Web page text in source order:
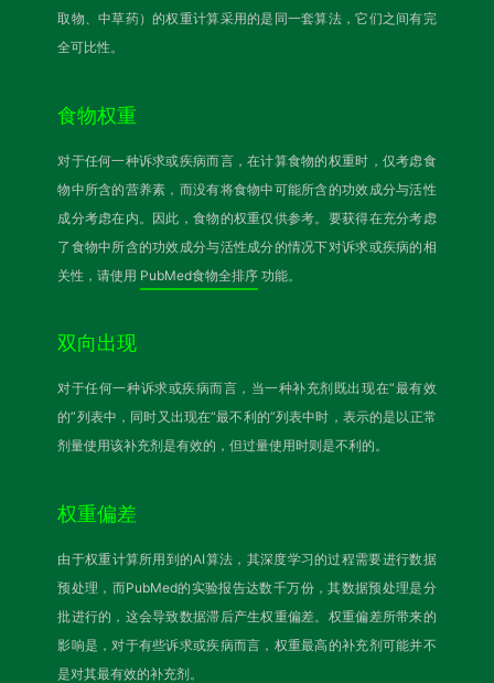
取物、中草药）的权重计算采用的是同一套算法，它们之间有完
全可比性。
食物权重
对于任何一种诉求或疾病而言，在计算食物的权重时，仅考虑食
物中所含的营养素，而没有将食物中可能所含的功效成分与活性
成分考虑在内。因此，食物的权重仅供参考。要获得在充分考虑
了食物中所含的功效成分与活性成分的情况下对诉求或疾病的相
关性，请使用 PubMed食物全排序 功能。
双向出现
对于任何一种诉求或疾病而言，当一种补充剂既出现在“最有效
的”列表中，同时又出现在“最不利的”列表中时，表示的是以正常
剂量使用该补充剂是有效的，但过量使用时则是不利的。
权重偏差
由于权重计算所用到的AI算法，其深度学习的过程需要进行数据
预处理，而PubMed的实验报告达数千万份，其数据预处理是分
批进行的，这会导致数据滞后产生权重偏差。权重偏差所带来的
影响是，对于有些诉求或疾病而言，权重最高的补充剂可能并不
是对其最有效的补充剂。